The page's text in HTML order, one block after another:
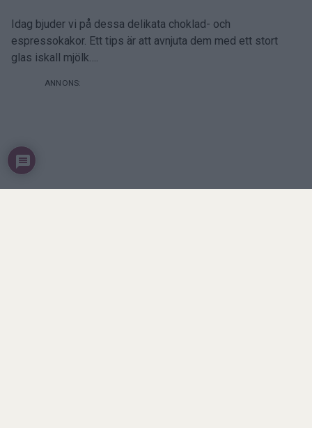
Idag bjuder vi på dessa delikata choklad- och
espressokakor. Ett tips är att avnjuta dem med ett stort
glas iskall mjölk….